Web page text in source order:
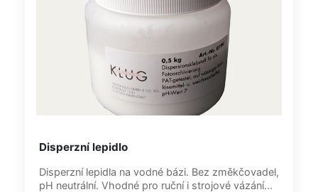
Disperzní lepidlo
Disperzní lepidla na vodné bázi. Bez změkčovadel,
pH neutrální. Vhodné pro ruční i strojové vázání...